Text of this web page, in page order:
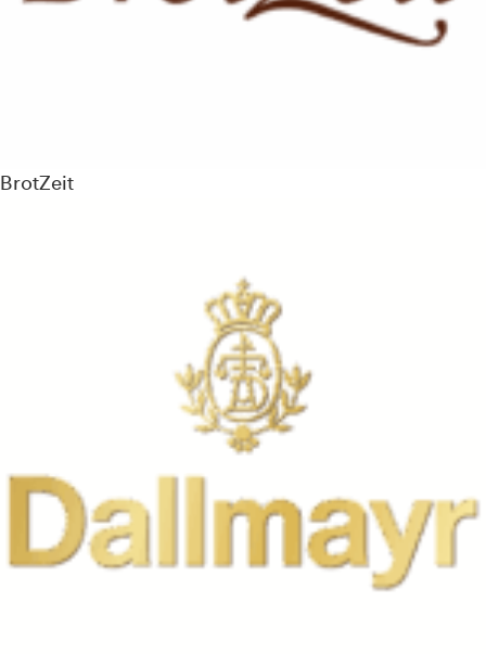
BrotZeit